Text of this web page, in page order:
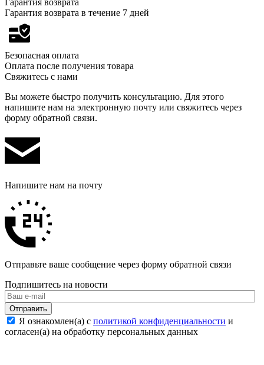
Гарантия возврата в течение 7 дней
Безопасная оплата
Оплата после получения товара
Свяжитесь с нами
Вы можете быстро получить консультацию. Для этого
напишите нам на электронную почту или свяжитесь через
форму обратной связи.
Напишите нам на почту
Отправьте ваше сообщение через форму обратной связи
Подпишитесь на новости
Отправить
Я ознакомлен(а) с политикой конфиденциальности и
согласен(а) на обработку персональных данных